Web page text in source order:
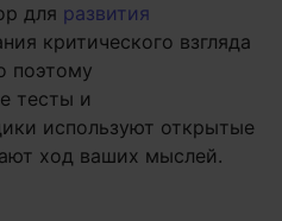
для развития
критического взгляда
поэтому
тесты и
используют открытые
ход ваших мыслей.